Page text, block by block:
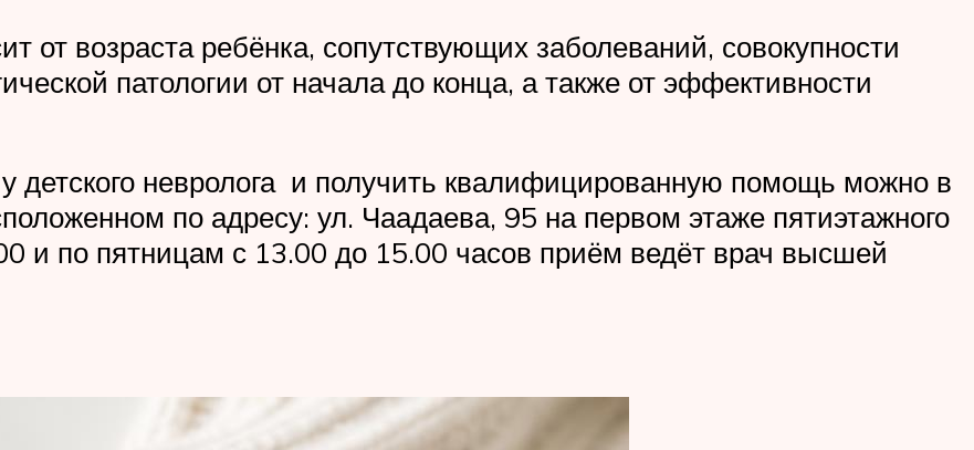
от возраста ребёнка, сопутствующих заболеваний, совокупности
патологии от начала до конца, а также от эффективности
детского невролога и получить квалифицированную помощь можно в
по адресу: ул. Чаадаева, 95 на первом этаже пятиэтажного
и по пятницам с 13.00 до 15.00 часов приём ведёт врач высшей